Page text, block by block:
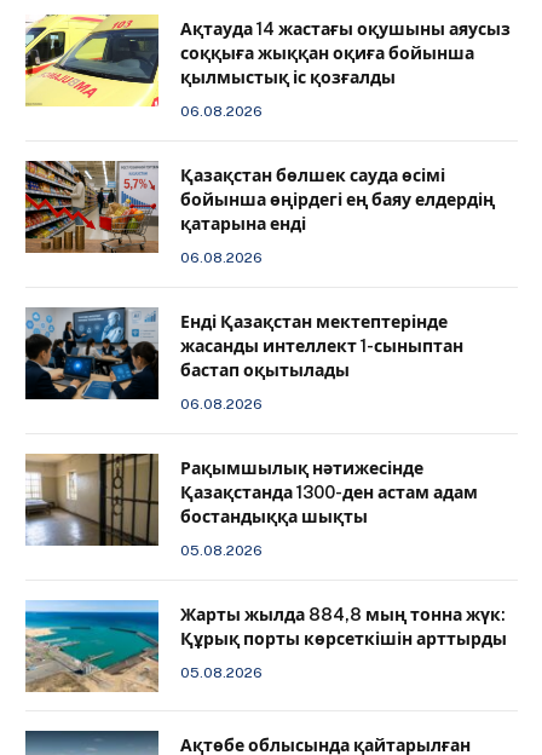
Ақтауда 14 жастағы оқушыны аяусыз
соққыға жыққан оқиға бойынша
қылмыстық іс қозғалды
06.08.2026
Қазақстан бөлшек сауда өсімі
бойынша өңірдегі ең баяу елдердің
қатарына енді
06.08.2026
️Енді Қазақстан мектептерінде
жасанды интеллект 1-сыныптан
бастап оқытылады
06.08.2026
Рақымшылық нәтижесінде
Қазақстанда 1300-ден астам адам
бостандыққа шықты
05.08.2026
Жарты жылда 884,8 мың тонна жүк:
Құрық порты көрсеткішін арттырды
05.08.2026
Ақтөбе облысында қайтарылған